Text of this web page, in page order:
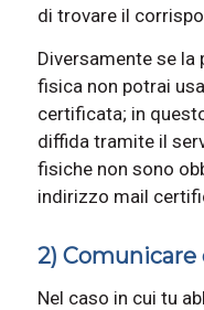
di trovare il
Diversamente se la
fisica non potrai
certificata; in
diffida tramite il
fisiche non sono
indirizzo mail
2) Comunicare
Nel caso in cui tu